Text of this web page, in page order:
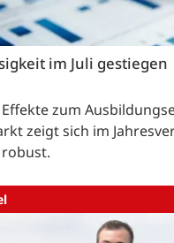
im Juli gestiegen
zum
zeigt sich im